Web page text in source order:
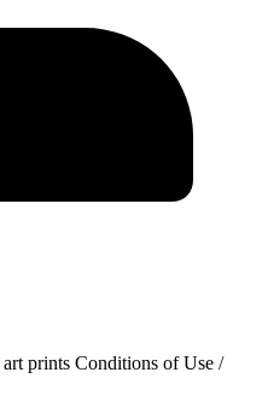
prints Conditions of Use /